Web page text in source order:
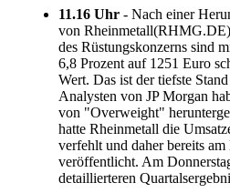
11.16 Uhr - Nach einer
von
des Rüstungskonzerns sind
6,8 Prozent auf 1251 Euro
Wert. Das ist der tiefste
Analysten von JP Morgan
von "Overweight"
hatte Rheinmetall die
verfehlt und daher bereits
veröffentlicht. Am
detaillierteren